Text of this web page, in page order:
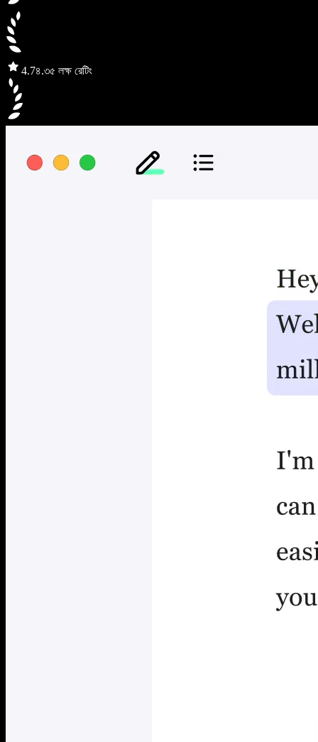
4.7৪.৩৫ লক্ষ রেটিং